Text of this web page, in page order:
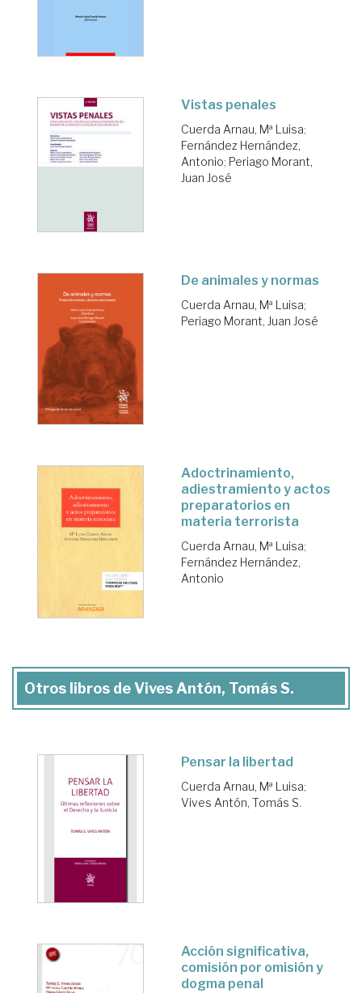
Vistas penales
Cuerda Arnau, Mª Luisa;
Fernández Hernández,
Antonio; Periago Morant,
Juan José
De animales y normas
Cuerda Arnau, Mª Luisa;
Periago Morant, Juan José
Adoctrinamiento,
adiestramiento y actos
preparatorios en
materia terrorista
Cuerda Arnau, Mª Luisa;
Fernández Hernández,
Antonio
Otros libros de Vives Antón, Tomás S.
Pensar la libertad
Cuerda Arnau, Mª Luisa;
Vives Antón, Tomás S.
Acción significativa,
comisión por omisión y
dogma penal